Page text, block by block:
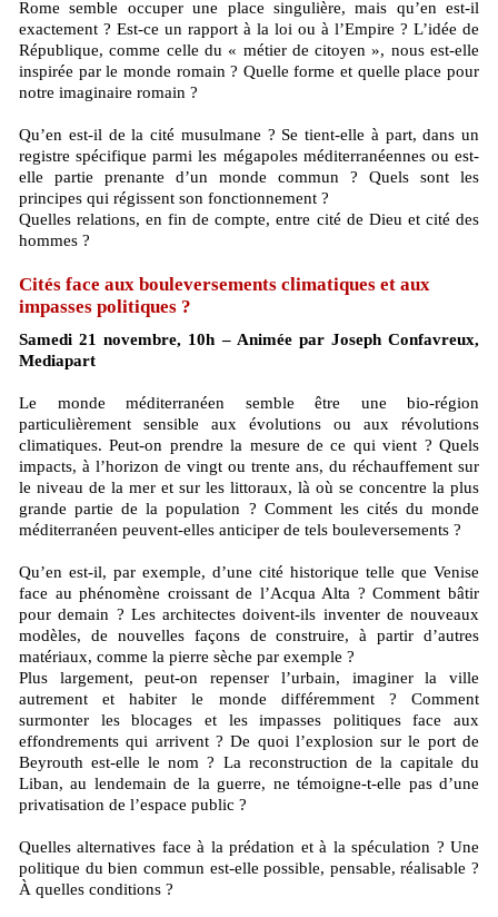
Rome semble occuper une place singulière, mais qu’en est-il
exactement ? Est-ce un rapport à la loi ou à l’Empire ? L’idée de
République, comme celle du « métier de citoyen », nous est-elle
inspirée par le monde romain ? Quelle forme et quelle place pour
notre imaginaire romain ?
Qu’en est-il de la cité musulmane ? Se tient-elle à part, dans un
registre spécifique parmi les mégapoles méditerranéennes ou est-
elle partie prenante d’un monde commun ? Quels sont les
principes qui régissent son fonctionnement ?
Quelles relations, en fin de compte, entre cité de Dieu et cité des
hommes ?
Cités face aux bouleversements climatiques et aux
impasses politiques ?
Samedi 21 novembre, 10h – Animée par Joseph Confavreux,
Mediapart
Le monde méditerranéen semble être une bio-région
particulièrement sensible aux évolutions ou aux révolutions
climatiques. Peut-on prendre la mesure de ce qui vient ? Quels
impacts, à l’horizon de vingt ou trente ans, du réchauffement sur
le niveau de la mer et sur les littoraux, là où se concentre la plus
grande partie de la population ? Comment les cités du monde
méditerranéen peuvent-elles anticiper de tels bouleversements ?
Qu’en est-il, par exemple, d’une cité historique telle que Venise
face au phénomène croissant de l’Acqua Alta ? Comment bâtir
pour demain ? Les architectes doivent-ils inventer de nouveaux
modèles, de nouvelles façons de construire, à partir d’autres
matériaux, comme la pierre sèche par exemple ?
Plus largement, peut-on repenser l’urbain, imaginer la ville
autrement et habiter le monde différemment ? Comment
surmonter les blocages et les impasses politiques face aux
effondrements qui arrivent ? De quoi l’explosion sur le port de
Beyrouth est-elle le nom ? La reconstruction de la capitale du
Liban, au lendemain de la guerre, ne témoigne-t-elle pas d’une
privatisation de l’espace public ?
Quelles alternatives face à la prédation et à la spéculation ? Une
politique du bien commun est-elle possible, pensable, réalisable ?
À quelles conditions ?